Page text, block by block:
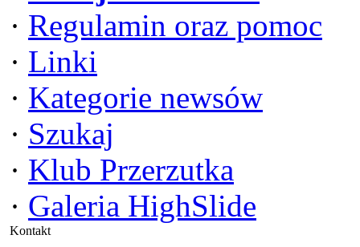
· Regulamin oraz pomoc
· Linki
· Kategorie newsów
· Szukaj
· Klub Przerzutka
· Galeria HighSlide
Kontakt